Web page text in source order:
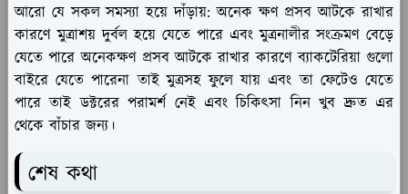
আরো যে সকল সমস্যা হয়ে দাঁড়ায়: অনেক ক্ষণ প্রসব আটকে রাখার
কারণে মুত্রাশয় দুর্বল হয়ে যেতে পারে এবং মুত্রনালীর সংক্রমণ বেড়ে
যেতে পারে অনেকক্ষণ প্রসব আটকে রাখার কারণে ব্যাকটেরিয়া গুলো
বাইরে যেতে পারেনা তাই মুত্রসহ ফুলে যায় এবং তা ফেটেও যেতে
পারে তাই ডক্টরের পরামর্শ নেই এবং চিকিৎসা নিন খুব দ্রুত এর
থেকে বাঁচার জন্য।
শেষ কথা